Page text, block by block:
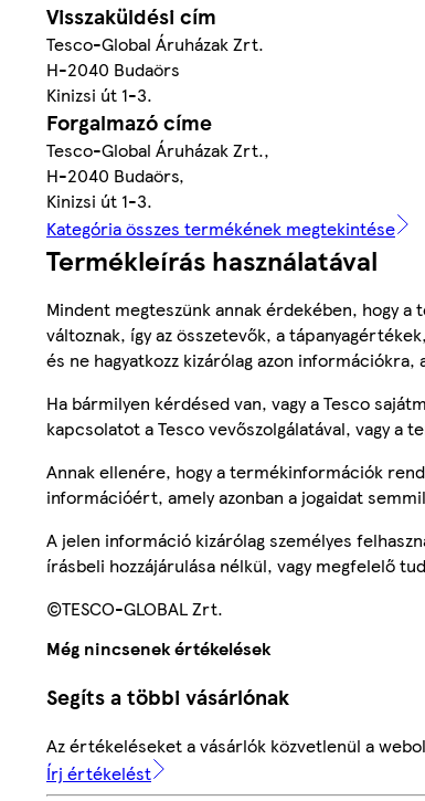
Visszaküldési cím
Tesco-Global Áruházak Zrt.
H-2040 Budaörs
Kinizsi út 1-3.
Forgalmazó címe
Tesco-Global Áruházak Zrt.,
H-2040 Budaörs,
Kinizsi út 1-3.
Kategória összes termékének megtekintése
Termékleírás használatával
Mindent megteszünk annak érdekében, hogy
változnak, így az összetevők, a
és ne hagyatkozz kizárólag azon
Ha bármilyen kérdésed van, vagy a Tesco
kapcsolatot a Tesco vevőszolgálatával, vagy a
Annak ellenére, hogy a termékinformációk
információért, amely azonban a jogaidat
A jelen információ kizárólag személyes
írásbeli hozzájárulása nélkül, vagy megfelelő
©TESCO-GLOBAL Zrt.
Még nincsenek értékelések
Segíts a többi vásárlónak
Az értékeléseket a vásárlók közvetlenül a
Írj értékelést